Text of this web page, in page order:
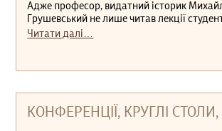
Адже професор, видатний історик
Грушевський не лише читав лекції
Читати далі…
КОНФЕРЕНЦІЇ, КРУГЛІ СТОЛИ,